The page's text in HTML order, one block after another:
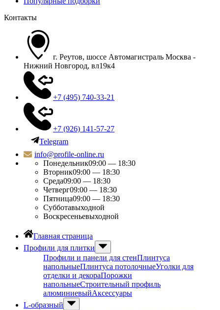
Контакты
г. Реутов, шоссе Автомагистраль Москва -
Нижний Новгород, вл19к4
+7 (495) 740-33-21
+7 (926) 141-57-27
Telegram
info@profile-online.ru
Понедельник09:00 — 18:30
Вторник09:00 — 18:30
Среда09:00 — 18:30
Четверг09:00 — 18:30
Пятница09:00 — 18:30
Субботавыходной
Воскресеньевыходной
Главная страница
Профили для плитки
Профили и панели для стенПлинтуса
напольныеПлинтуса потолочныеУголки для
отделки и декораПорожки
напольныеСтроительный профиль
алюминиевыйАксессуары
L-образный